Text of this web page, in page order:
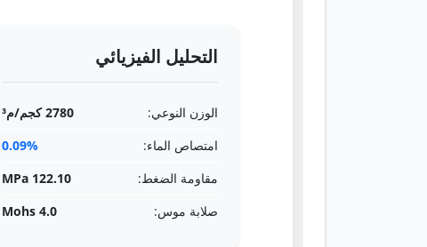
التحليل الفيزيائي
الوزن النوعي:
2780 كجم/م³
امتصاص الماء:
0.09%
مقاومة الضغط:
122.10 MPa
صلابة موس:
4.0 Mohs